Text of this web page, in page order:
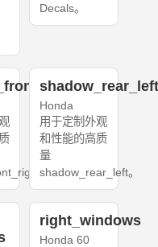
Decals。
。
Honda
用于定制外观
和性能的高质
量
shadow_rear_left。
right_windows
Honda 60